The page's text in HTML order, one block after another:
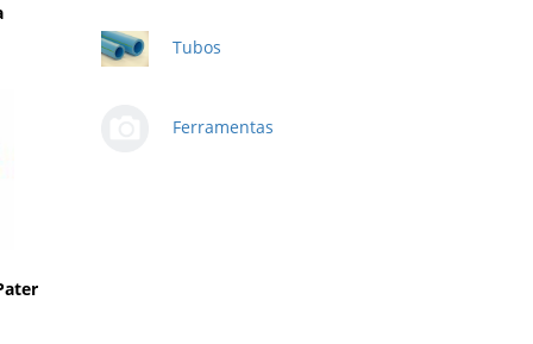
Tubos
Ferramentas